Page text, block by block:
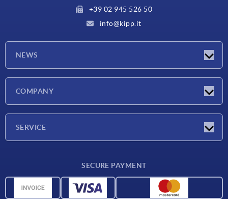
+39 02 945 526 50
info@kipp.it
NEWS
COMPANY
SERVICE
CAD data
SECURE PAYMENT